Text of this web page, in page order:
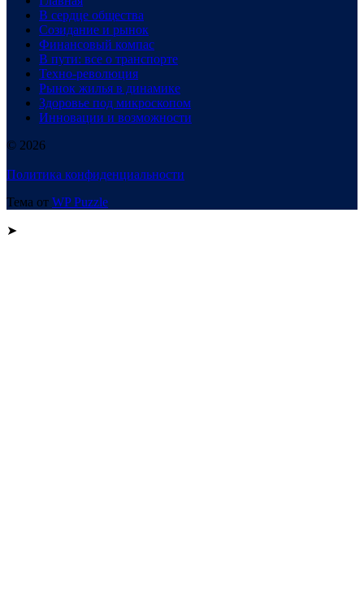
В сердце общества
Созидание и рынок
Финансовый компас
В пути: все о транспорте
Техно-революция
Рынок жилья в динамике
Здоровье под микроскопом
Инновации и возможности
© 2026
Политика конфиденциальности
Тема от WP Puzzle
➤